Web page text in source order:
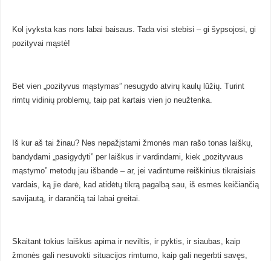
Kol įvyksta kas nors labai baisaus. Tada visi stebisi – gi šypsojosi, gi
pozityvai mąstė!
Bet vien „pozityvus mąstymas” nesugydo atvirų kaulų lūžių. Turint
rimtų vidinių problemų, taip pat kartais vien jo neužtenka.
Iš kur aš tai žinau? Nes nepažįstami žmonės man rašo tonas laiškų,
bandydami „pasigydyti” per laiškus ir vardindami, kiek „pozityvaus
mąstymo” metodų jau išbandė – ar, jei vadintume reiškinius tikraisiais
vardais, ką jie darė, kad atidėtų tikrą pagalbą sau, iš esmės keičiančią
savijautą, ir darančią tai labai greitai.
Skaitant tokius laiškus apima ir neviltis, ir pyktis, ir siaubas, kaip
žmonės gali nesuvokti situacijos rimtumo, kaip gali negerbti savęs,